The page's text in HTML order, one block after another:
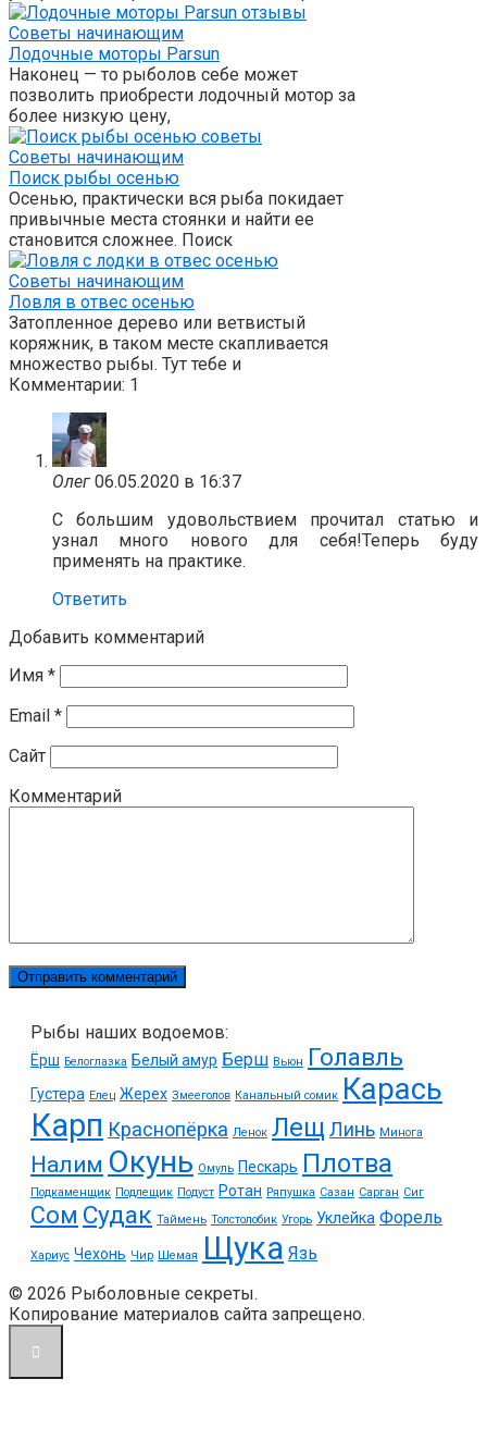
Советы начинающим
Лодочные моторы Parsun
Наконец — то рыболов себе может
позволить приобрести лодочный мотор за
более низкую цену,
Советы начинающим
Поиск рыбы осенью
Осенью, практически вся рыба покидает
привычные места стоянки и найти ее
становится сложнее. Поиск
Советы начинающим
Ловля в отвес осенью
Затопленное дерево или ветвистый
коряжник, в таком месте скапливается
множество рыбы. Тут тебе и
Комментарии: 1
Олег 06.05.2020 в 16:37
С большим удовольствием прочитал статью и
узнал много нового для себя!Теперь буду
применять на практике.
Ответить
Добавить комментарий
Имя *
Email *
Сайт
Комментарий
Рыбы наших водоемов:
Ёрш Белоглазка Белый амур Берш Вьюн Голавль
Густера Елец Жерех Змееголов Канальный сомик Карась
Карп Краснопёрка Ленок ЛещЛинь Минога
Налим Окунь Омуль Пескарь Плотва
Подкаменщик Подлещик Подуст Ротан Ряпушка Сазан Сарган Сиг
Сом Судак Таймень Толстолобик Угорь Уклейка Форель
Хариус Чехонь Чир Шемая Щука Язь
© 2026 Рыболовные секреты.
Копирование материалов сайта запрещено.